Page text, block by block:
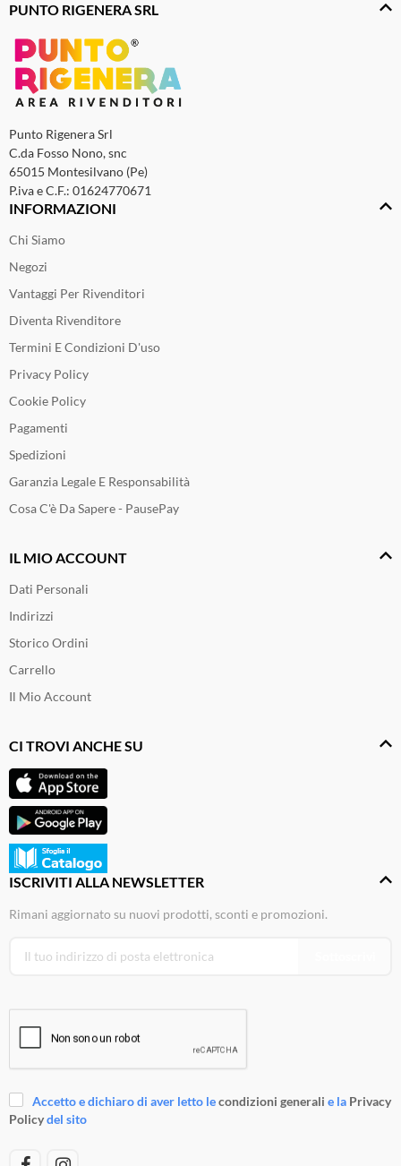
PUNTO RIGENERA SRL
Punto Rigenera Srl
C.da Fosso Nono, snc
65015 Montesilvano (Pe)
P.iva e C.F.: 01624770671
INFORMAZIONI
Chi Siamo
Negozi
Vantaggi Per Rivenditori
Diventa Rivenditore
Termini E Condizioni D'uso
Privacy Policy
Cookie Policy
Pagamenti
Spedizioni
Garanzia Legale E Responsabilità
Cosa C'è Da Sapere - PausePay
IL MIO ACCOUNT
Dati Personali
Indirizzi
Storico Ordini
Carrello
Il Mio Account
CI TROVI ANCHE SU
ISCRIVITI ALLA NEWSLETTER
Rimani aggiornato su nuovi prodotti, sconti e promozioni.
Accetto e dichiaro di aver letto lecondizioni generali e la Privacy
Policydel sito